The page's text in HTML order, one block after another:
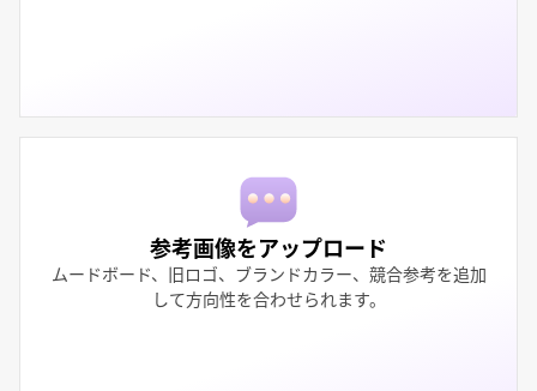
参考画像をアップロード
ムードボード、旧ロゴ、ブランドカラー、競合参考を追加
して方向性を合わせられます。